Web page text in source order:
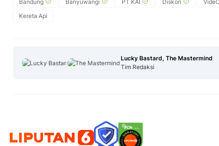
Bandung Banyuwangi PT KAI Diskon
Kereta Api
Lucky Bastard, The Mastermind
Tim Redaksi